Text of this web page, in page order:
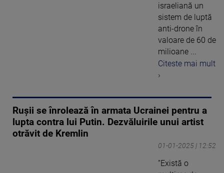
israeliană un
sistem de luptă
anti-drone în
valoare de 60 de
milioane ...
Citeste mai mult
›
Rușii se înrolează în armata Ucrainei pentru a
lupta contra lui Putin. Dezvăluirile unui artist
otrăvit de Kremlin
01-01-2025 | 12:52
”Există o